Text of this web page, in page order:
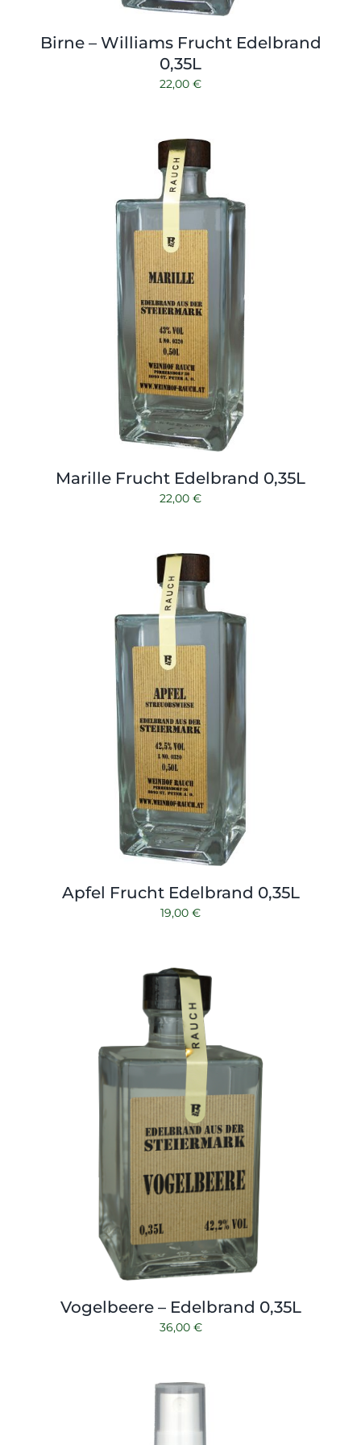
Birne – Williams Frucht Edelbrand
0,35L
22,00 €
Marille Frucht Edelbrand 0,35L
22,00 €
Apfel Frucht Edelbrand 0,35L
19,00 €
Vogelbeere – Edelbrand 0,35L
36,00 €